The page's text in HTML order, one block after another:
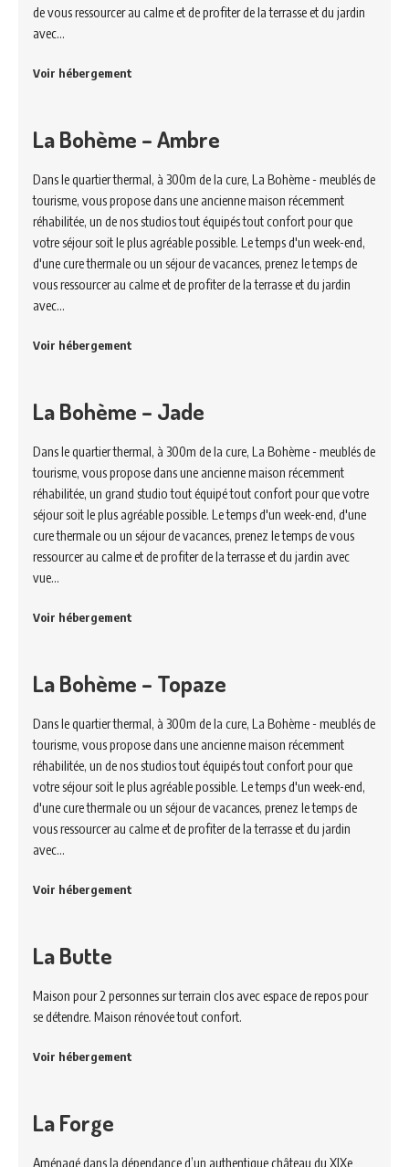
de vous ressourcer au calme et de profiter de la terrasse et du jardin
avec…
Voir hébergement
La Bohème – Ambre
Dans le quartier thermal, à 300m de la cure, La Bohème - meublés de
tourisme, vous propose dans une ancienne maison récemment
réhabilitée, un de nos studios tout équipés tout confort pour que
votre séjour soit le plus agréable possible. Le temps d'un week-end,
d'une cure thermale ou un séjour de vacances, prenez le temps de
vous ressourcer au calme et de profiter de la terrasse et du jardin
avec…
Voir hébergement
La Bohème – Jade
Dans le quartier thermal, à 300m de la cure, La Bohème - meublés de
tourisme, vous propose dans une ancienne maison récemment
réhabilitée, un grand studio tout équipé tout confort pour que votre
séjour soit le plus agréable possible. Le temps d'un week-end, d'une
cure thermale ou un séjour de vacances, prenez le temps de vous
ressourcer au calme et de profiter de la terrasse et du jardin avec
vue…
Voir hébergement
La Bohème – Topaze
Dans le quartier thermal, à 300m de la cure, La Bohème - meublés de
tourisme, vous propose dans une ancienne maison récemment
réhabilitée, un de nos studios tout équipés tout confort pour que
votre séjour soit le plus agréable possible. Le temps d'un week-end,
d'une cure thermale ou un séjour de vacances, prenez le temps de
vous ressourcer au calme et de profiter de la terrasse et du jardin
avec…
Voir hébergement
La Butte
Maison pour 2 personnes sur terrain clos avec espace de repos pour
se détendre. Maison rénovée tout confort.
Voir hébergement
La Forge
Aménagé dans la dépendance d’un authentique château du XIXe